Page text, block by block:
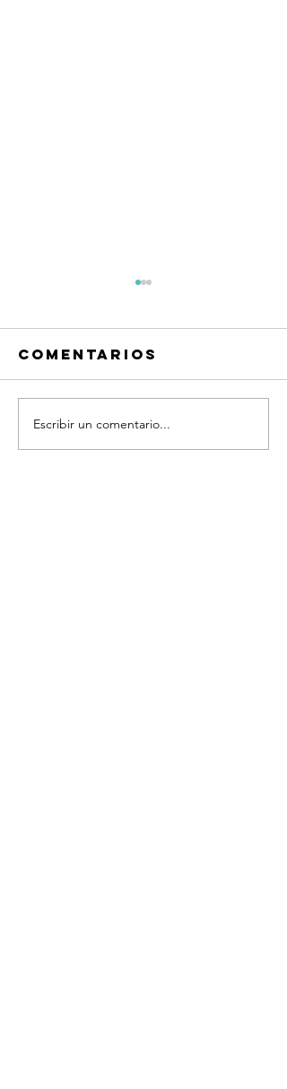
Frases
Quiero
Comentarios
Escribir un comentario...